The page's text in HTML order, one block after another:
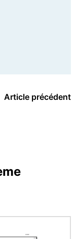
Article précédent